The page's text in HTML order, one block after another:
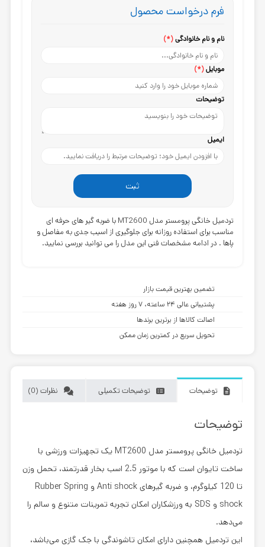
فرم درخواست محصول
نام و نام خانوادگی(*)
موبایل(*)
توضیحات
ایمیل
ثبت
تردمیل خانگی پرومستر مدل MT2600
با ضربه گیر های حرفه ای
مناسب برای استفاده روزانه برای جلوگیری از اسیب جدی به مفاصل و
پاها . در ادامه مشخصات فنی این مدل را می توانید بررسی نمایید.
تضمین بهترین قیمت بازار
پشتیبانی عالی ۲۴ ساعته، ۷ روز هفته
اصالت کالاها از برترین برندها
تحویل سریع در کمترین زمان ممکن
توضیحات توضیحات تکمیلی نظرات (0)
توضیحات
تردمیل خانگی پرومستر مدل MT2600
یک تجهیزات ورزشی با
ساخت تایوان است که با موتور 2.5 اسب بخار قدرتمند، تحمل وزن
تا 120 کیلوگرم، و ضربه گیرهای Anti shock و Rubber Spring
shock و SDS به ورزشکاران امکان تجربه تمرینات متنوع و سالم را
می‌دهد.
این تردمیل همچنین دارای امکان تاشوندگی با جک گازی می‌باشد،